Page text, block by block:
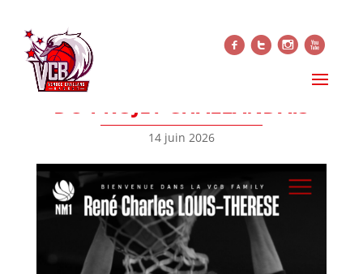
f t i x
RENÉ CHARLES LOUIS-
THÉRÈSE, NOUVEAU VISAGE
DU PROJET CHALLANDAIS
14 juin 2026